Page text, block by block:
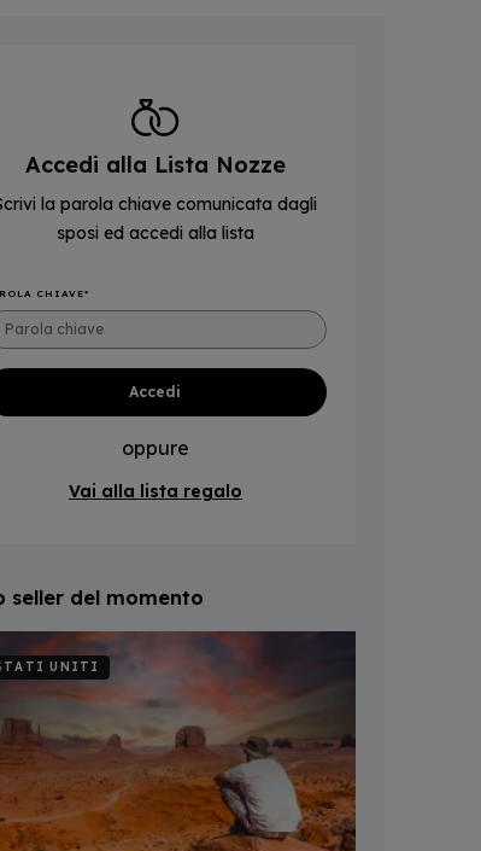
Accedi alla Lista Nozze
la parola chiave comunicata dagli
sposi ed accedi alla lista
CHIAVE
oppure
Vai alla lista regalo
seller del momento
UNITI